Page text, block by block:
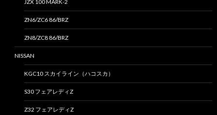
JZX 100 MARK-2
ZN6/ZC6 86/BRZ
ZN8/ZC8 86/BRZ
NISSAN
KGC10 スカイライン（ハコスカ）
S30 フェアレディZ
Z32 フェアレディZ